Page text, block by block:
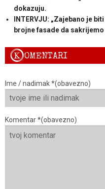
dokazuju.
INTERVJU: „Zajebano je
brojne fasade da sakrijemo
KOMENTARI
Ime / nadimak *(obavezno)
Komentar *(obavezno)